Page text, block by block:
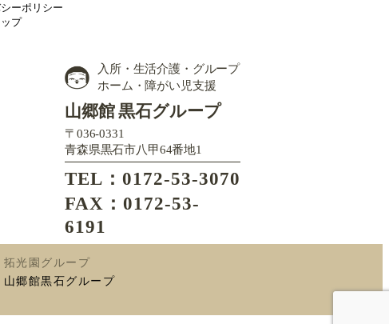
ーポリシー
プ
入所・生活介護・グループ
ホーム・障がい児支援
山郷館 黒石グループ
〒036-0331
青森県黒石市八甲64番地1
TEL：0172-53-3070
FAX：0172-53-
6191
拓光園グループ
山郷館黒石グループ